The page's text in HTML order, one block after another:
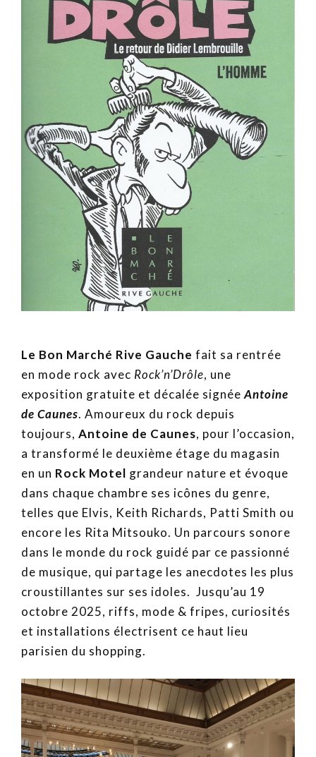
Le Bon Marché Rive Gauche fait sa rentrée
en mode rock avec Rock’n’Drôle, une
exposition gratuite et décalée signée Antoine
de Caunes. Amoureux du rock depuis
toujours, Antoine de Caunes, pour l’occasion,
a transformé le deuxième étage du magasin
en un Rock Motel grandeur nature et évoque
dans chaque chambre ses icônes du genre,
telles que Elvis, Keith Richards, Patti Smith ou
encore les Rita Mitsouko. Un parcours sonore
dans le monde du rock guidé par ce passionné
de musique, qui partage les anecdotes les plus
croustillantes sur ses idoles. Jusqu’au 19
octobre 2025, riffs, mode & fripes, curiosités
et installations électrisent ce haut lieu
parisien du shopping.